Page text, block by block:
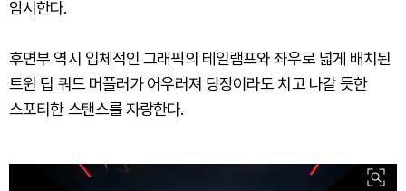
암시한다.
후면부 역시 입체적인 그래픽의 테일램프와 좌우로 넓게 배치된
트윈 팁 쿼드 머플러가 어우러져 당장이라도 치고 나갈 듯한
스포티한 스탠스를 자랑한다.